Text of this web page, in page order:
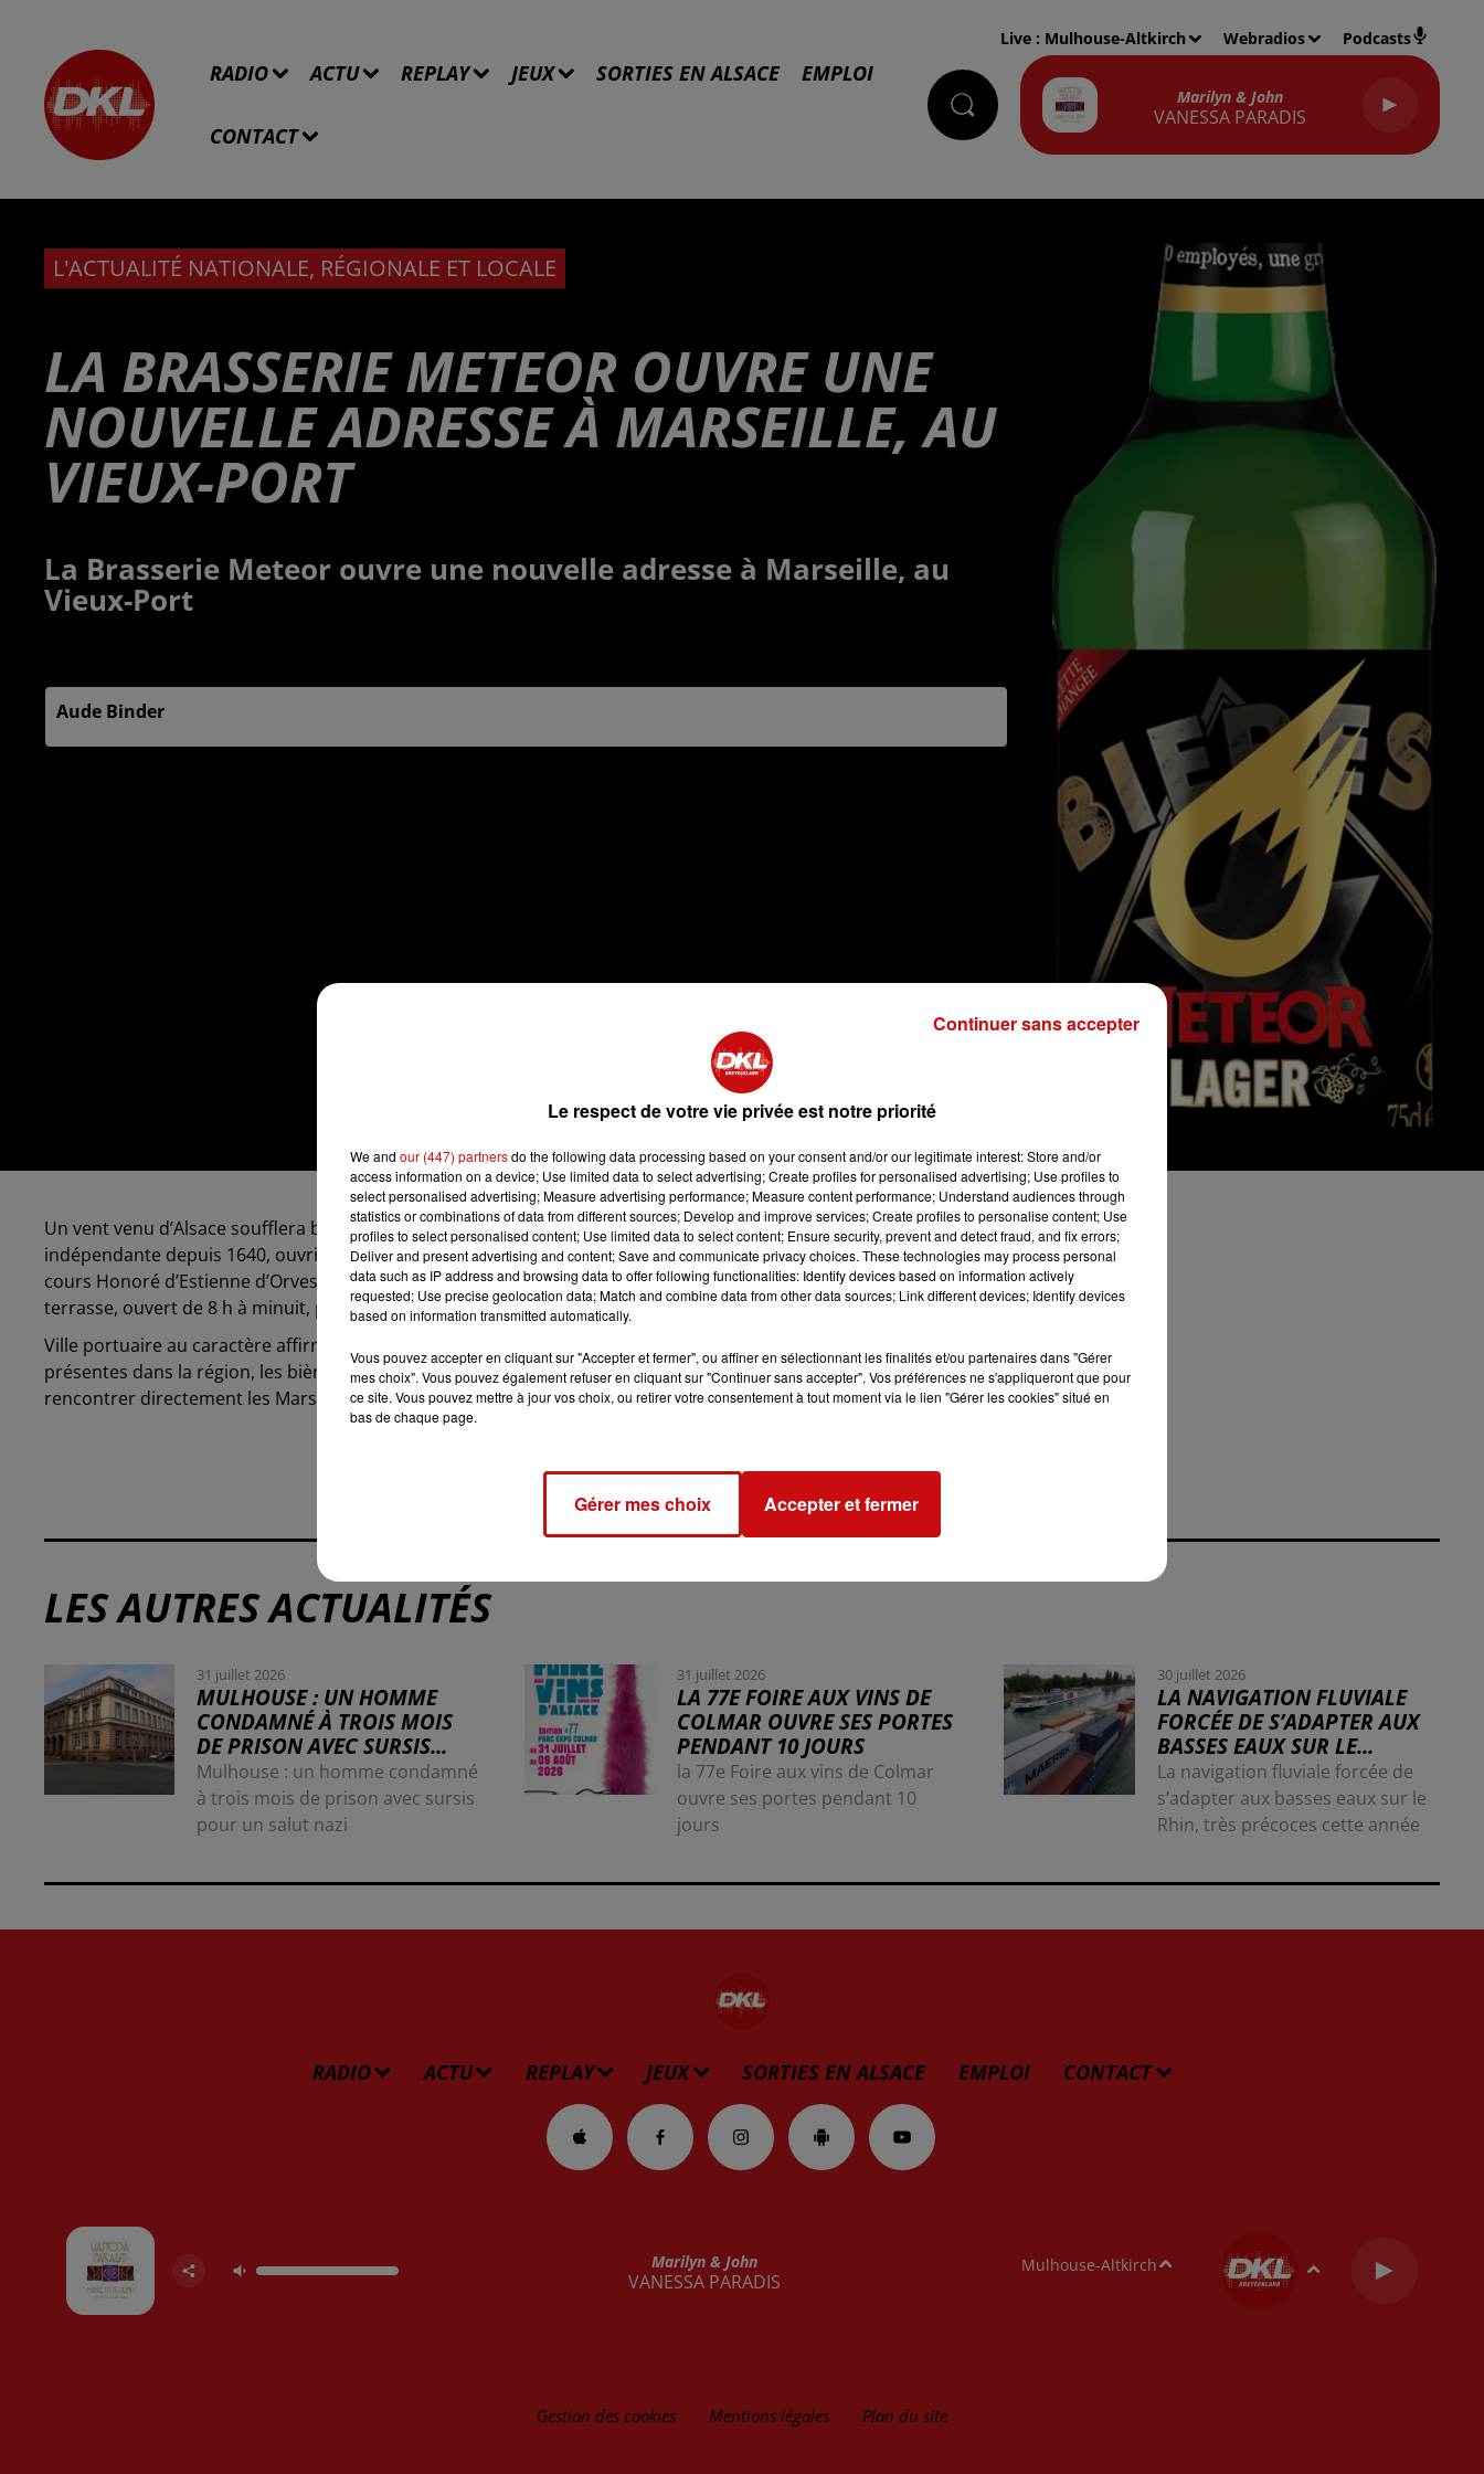
RADIO ACTU REPLAY JEUX SORTIES EN ALSACE EMPLOI
CONTACT
Live : Mulhouse-Altkirch Webradios Podcasts
Marilyn & John
VANESSA PARADIS
L'ACTUALITÉ NATIONALE, RÉGIONALE ET LOCALE
LA BRASSERIE METEOR OUVRE UNE
NOUVELLE ADRESSE À MARSEILLE, AU
VIEUX-PORT
La Brasserie Meteor ouvre une nouvelle adresse à Marseille, au
Vieux-Port
Aude Binder
Un vent venu d’Alsace soufflera bientôt sur le Vieux-Port de Marseille. La Brasserie Meteor, institution familiale et
indépendante depuis 1640, ouvrira à l’automne 2025 sa première adresse gourmande hors de Strasbourg. Situé
cours Honoré d’Estienne d’Orves,
Le Meteor Vieux-Portproposera un espace de 230 places en intérieur et 220 en
terrasse, ouvert de 8 h à minuit, pour accueillir tous les moments de vie.
Ville portuaire au caractère affirmé, Marseille incarne, selon Meteor, convivialité, dynamisme et créativité. Déjà
présentes dans la région, les bières de la brasserie alsacienne trouvent avec cette ouverture une nouvelle façon de
rencontrer directement les Marseillaises et les Marseillais.
LES AUTRES ACTUALITÉS
31 juillet 2026
MULHOUSE : UN HOMME
CONDAMNÉ À TROIS MOIS
DE PRISON AVEC SURSIS...
Mulhouse : un homme condamné
à trois mois de prison avec sursis
pour un salut nazi
31 juillet 2026
LA 77E FOIRE AUX VINS DE
COLMAR OUVRE SES PORTES
PENDANT 10 JOURS
la 77e Foire aux vins de Colmar
ouvre ses portes pendant 10
jours
30 juillet 2026
LA NAVIGATION FLUVIALE
FORCÉE DE S’ADAPTER AUX
BASSES EAUX SUR LE...
La navigation fluviale forcée de
s’adapter aux basses eaux sur le
Rhin, très précoces cette année
RADIO ACTU REPLAY JEUX SORTIES EN ALSACE EMPLOI CONTACT
Marilyn & John
VANESSA PARADIS
Mulhouse-Altkirch
Gestion des cookies Mentions légales Plan du site
Le respect de votre vie privée est notre priorité
We and our (447) partnersdo the following data processing based on your consent and/or our legitimate interest: Store and/or
access information on a device; Use limited data to select advertising; Create profiles for personalised advertising; Use profiles to
select personalised advertising; Measure advertising performance; Measure content performance; Understand audiences through
statistics or combinations of data from different sources; Develop and improve services; Create profiles to personalise content; Use
profiles to select personalised content; Use limited data to select content; Ensure security, prevent and detect fraud, and fix errors;
Deliver and present advertising and content; Save and communicate privacy choices. These technologies may process personal
data such as IP address and browsing data to offer following functionalities: Identify devices based on information actively
requested; Use precise geolocation data; Match and combine data from other data sources; Link different devices; Identify devices
based on information transmitted automatically.
Vous pouvez accepter en cliquant sur "Accepter et fermer", ou affiner en sélectionnant les finalités et/ou partenaires dans "Gérer
mes choix". Vous pouvez également refuser en cliquant sur "Continuer sans accepter". Vos préférences ne s'appliqueront que pour
ce site. Vous pouvez mettre à jour vos choix, ou retirer votre consentement à tout moment via le lien "Gérer les cookies" situé en
bas de chaque page.
Gérer mes choix Accepter et fermer
Continuer sans accepter